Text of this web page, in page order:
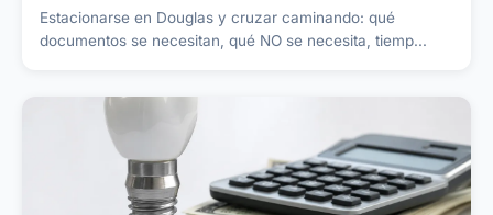
Estacionarse en Douglas y cruzar caminando: qué
documentos se necesitan, qué NO se necesita, tiemp...